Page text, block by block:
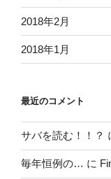
2018年2月
2018年1月
最近のコメント
サバを読む！！？
毎年恒例の… に